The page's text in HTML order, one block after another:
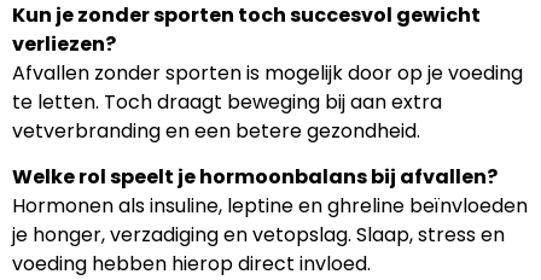
Kun je zonder sporten toch succesvol gewicht
verliezen?
Afvallen zonder sporten is mogelijk door op je voeding
te letten. Toch draagt beweging bij aan extra
vetverbranding en een betere gezondheid.
Welke rol speelt je hormoonbalans bij afvallen?
Hormonen als insuline, leptine en ghreline beïnvloeden
je honger, verzadiging en vetopslag. Slaap, stress en
voeding hebben hierop direct invloed.